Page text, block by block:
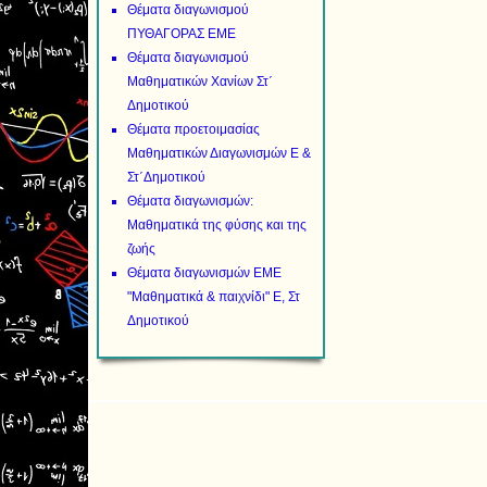
Θέματα διαγωνισμού
ΠΥΘΑΓΟΡΑΣ ΕΜΕ
Θέματα διαγωνισμού
Μαθηματικών Χανίων Στ΄
Δημοτικού
Θέματα προετοιμασίας
Μαθηματικών Διαγωνισμών Ε &
Στ΄Δημοτικού
Θέματα διαγωνισμών:
Μαθηματικά της φύσης και της
ζωής
Θέματα διαγωνισμών ΕΜΕ
"Μαθηματικά & παιχνίδι" Ε, Στ
Δημοτικού